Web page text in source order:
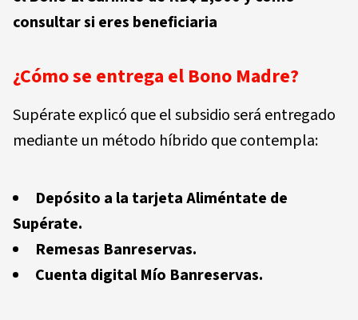
consultar si eres beneficiaria
¿Cómo se entrega el Bono Madre?
Supérate explicó que el subsidio será entregado
mediante un método híbrido que contempla:
Depósito a la tarjeta Aliméntate de
Supérate.
Remesas Banreservas.
Cuenta digital Mío Banreservas.